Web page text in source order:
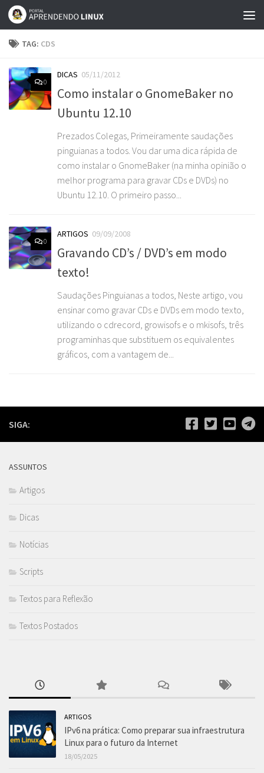
Skip to content
TAG: CDS
0
DICAS 05/11/2012
Como instalar o GnomeBaker no
Ubuntu 12.10
Prezados Colegas, Primeiramente saudações
pinguianas a todos. Vou dar uma dica rápida de
como instalar o GnomeBaker (na minha opinião o
melhor programa para gravar CDs e DVDs) no
Ubuntu 12.10. O primeiro passo...
0
ARTIGOS 09/09/2008
Gravando CD’s / DVD’s em modo
texto!
Saudações Pinguianas a todos, Neste artigo, vou
ensinar como gravar CDs e DVDs em modo texto,
utilizando o cdrecord, growisofs e o mkisofs, três
programinhas que substituem os equivalentes
gráficos, com a vantagem de...
SIGA:
ASSUNTOS
Artigos
Dicas
Notícias
Scripts
Textos para Reflexão
Textos Postados
ARTIGOS
IPv6 na prática: Como preparar sua infraestrutura
Linux para o futuro da Internet
18/05/2025